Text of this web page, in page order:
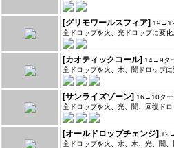
[グリモワールスフィア]
全ドロップを火、光ドロップに変化
[カオティックコール] 14→9タ
全ドロップを火、木、闇ドロップに
[サンライズゾーン] 16→10ター
全ドロップを火、光、闇、回復ドロ
[オールドロップチェンジ]
全ドロップを火、水、木、光、闇